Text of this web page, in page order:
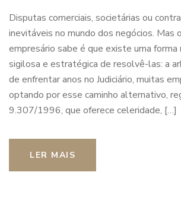
Disputas comerciais, societárias ou
inevitáveis no mundo dos negócios. Mas
empresário sabe é que existe uma forma
sigilosa e estratégica de resolvê-las: a
de enfrentar anos no Judiciário, muitas
optando por esse caminho alternativo,
9.307/1996, que oferece celeridade, […]
LER MAIS